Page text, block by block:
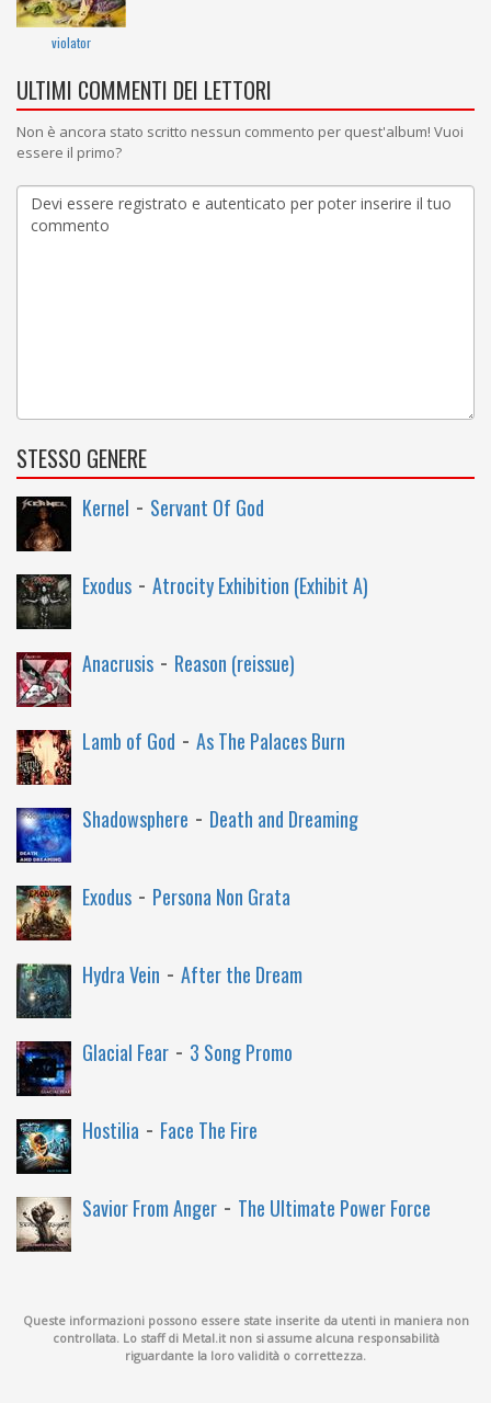
violator
ULTIMI COMMENTI DEI LETTORI
Non è ancora stato scritto nessun commento per quest'album! Vuoi
essere il primo?
STESSO GENERE
Kernel - Servant Of God
Exodus - Atrocity Exhibition (Exhibit A)
Anacrusis - Reason (reissue)
Lamb of God - As The Palaces Burn
Shadowsphere - Death and Dreaming
Exodus - Persona Non Grata
Hydra Vein - After the Dream
Glacial Fear - 3 Song Promo
Hostilia - Face The Fire
Savior From Anger - The Ultimate Power Force
Queste informazioni possono essere state inserite da utenti in maniera non
controllata. Lo staff di Metal.it non si assume alcuna responsabilità
riguardante la loro validità o correttezza.